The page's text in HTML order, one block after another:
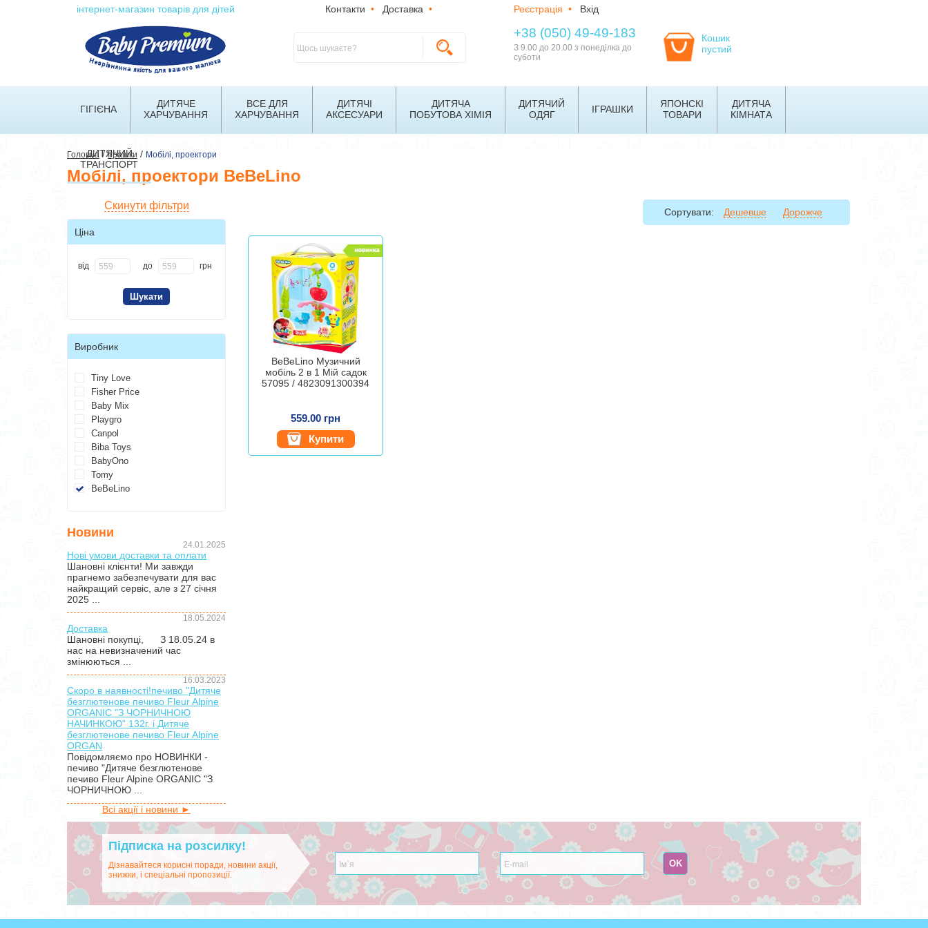
інтернет-магазин товарів для дітей Контакти • Доставка • Реєстрація • Вхід
+38 (050) 49-49-183
З 9.00 до 20.00 з понеділка до
суботи
Кошик
пустий
ГІГІЄНА
ДИТЯЧЕ
ХАРЧУВАННЯ
ВСЕ ДЛЯ
ХАРЧУВАННЯ
ДИТЯЧІ
АКСЕСУАРИ
ДИТЯЧА
ПОБУТОВА ХІМІЯ
ДИТЯЧИЙ
ОДЯГ
ІГРАШКИ
ЯПОНСКІ
ТОВАРИ
ДИТЯЧА
КІМНАТА
ДИТЯЧИЙ
ТРАНСПОРТ
Головна/Іграшки / Мобілі, проектори
Мобілі, проектори BeBeLino
Скинути фільтри
Ціна
від до грн
Виробник
Tiny Love
Fisher Price
Baby Mix
Playgro
Canpol
Biba Toys
BabyOno
Tomy
BeBeLino
Новини
24.01.2025
Нові умови доставки та оплати
Шановні клієнти! Ми завжди
прагнемо забезпечувати для вас
найкращий сервіс, але з 27 січня
2025 ...
18.05.2024
Доставка
Шановні покупці, З 18.05.24 в
нас на невизначений час
змінюються ...
16.03.2023
Скоро в наявності!печиво "Дитяче
безглютенове печиво Fleur Alpine
ORGANIC "З ЧОРНИЧНОЮ
НАЧИНКОЮ" 132г. і Дитяче
безглютенове печиво Fleur Alpine
ORGAN
Повідомляємо про НОВИНКИ -
печиво "Дитяче безглютенове
печиво Fleur Alpine ORGANIC "З
ЧОРНИЧНОЮ ...
Всі акції і новини ►
Сортувати: Дешевше Дорожче
BeBeLino Музичний
мобіль 2 в 1 Мій садок
57095 / 4823091300394
559.00 грн
Купити
Підписка на розсилку!
Дізнавайтеся корисні поради, новини акції,
знижки, і спеціальні пропозиції.